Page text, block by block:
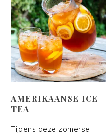
AMERIKAANSE ICE
TEA
Tijdens deze zomerse